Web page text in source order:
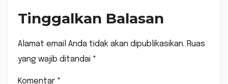
Tinggalkan Balasan
Alamat email Anda tidak akan dipublikasikan. Ruas
yang wajib ditandai *
Komentar *